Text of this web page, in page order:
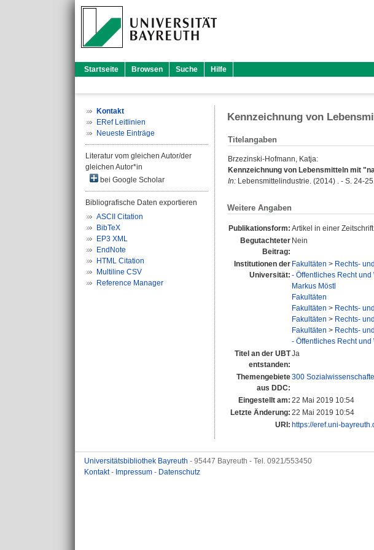
Startseite Browsen Suche Hilfe
Kontakt
ERef Leitlinien
Neueste Einträge
Literatur vom gleichen Autor/der
gleichen Autor*in
bei Google Scholar
Bibliografische Daten exportieren
ASCII Citation
BibTeX
EP3 XML
EndNote
HTML Citation
Multiline CSV
Reference Manager
Kennzeichnung von
Titelangaben
Brzezinski-Hofmann, Katja:
Kennzeichnung von Lebensmitteln mit
In: Lebensmittelindustrie. (2014) . - S. 24-
Weitere Angaben
Publikationsform: Artikel in einer Zeitschrift
Begutachteter
Beitrag:
Nein
Institutionen der
Universität:
Fakultäten > Rechts-
- Öffentliches Recht und
Markus Möstl
Fakultäten
Fakultäten > Rechts-
Fakultäten > Rechts-
Fakultäten > Rechts-
- Öffentliches Recht und
Titel an der UBT
entstanden:
Ja
Themengebiete
aus DDC:
300
Eingestellt am: 22 Mai 2019 10:54
Letzte Änderung: 22 Mai 2019 10:54
URI: https://eref.uni-
Universitätsbibliothek Bayreuth - 95447 Bayreuth - Tel. 0921/553450
Kontakt- Impressum - Datenschutz